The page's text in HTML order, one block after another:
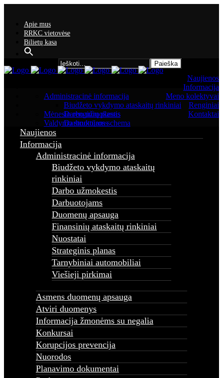
Apie mus
RRKC vietovėse
Bilietų kasa
Naujienos
Informacija
Administracinė informacija
Biudžeto vykdymo ataskaitų rinkiniai
Darbo užmokestis
Darbuotojams
Finansinių ataskaitų rinkiniai
Strateginis planas
Tarnybiniai automobiliai
Viešieji pirkimai
Asmens duomenų apsauga
Atviri duomenys
Informacija žmonėms su negalia
Konkursai
Korupcijos prevencija
Nuorodos
Planavimo dokumentai
Paslaugos
Pranešėjų apsauga
Projektai
Veiklos sritys
Teisės aktai
Tyrimai ir analizės
Teisinio reguliavimo stebėsena
0,6 proc. Parama
Meno kolektyvai
Renginiai
Mėnesio renginių planas
Kontaktai
Valdymo struktūros schema
Naujienos
Informacija
Administracinė informacija
Biudžeto vykdymo ataskaitų
rinkiniai
Darbo užmokestis
Darbuotojams
Duomenų apsauga
Finansinių ataskaitų rinkiniai
Nuostatai
Strateginis planas
Tarnybiniai automobiliai
Viešieji pirkimai
Asmens duomenų apsauga
Atviri duomenys
Informacija žmonėms su negalia
Konkursai
Korupcijos prevencija
Nuorodos
Planavimo dokumentai